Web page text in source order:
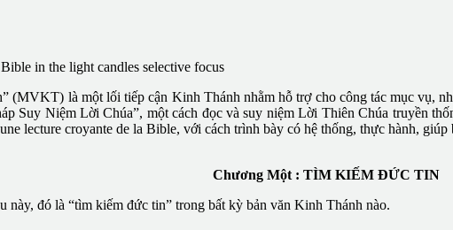
in the light candles selective focus
(MVKT) là một lối tiếp cận Kinh Thánh nhằm hỗ trợ cho công tác mục vụ,
Suy Niệm Lời Chúa”, một cách đọc và suy niệm Lời Thiên Chúa truyền
lecture croyante de la Bible, với cách trình bày có hệ thống, thực hành,
Chương Một : TÌM KIẾM ĐỨC TIN
này, đó là “tìm kiếm đức tin” trong bất kỳ bản văn Kinh Thánh nào.